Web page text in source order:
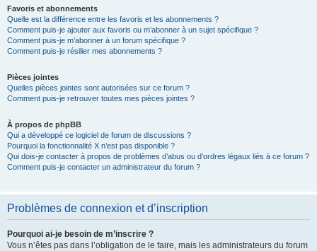
Favoris et abonnements
Quelle est la différence entre les favoris et les abonnements ?
Comment puis-je ajouter aux favoris ou m’abonner à un sujet spécifique ?
Comment puis-je m’abonner à un forum spécifique ?
Comment puis-je résilier mes abonnements ?
Pièces jointes
Quelles pièces jointes sont autorisées sur ce forum ?
Comment puis-je retrouver toutes mes pièces jointes ?
À propos de phpBB
Qui a développé ce logiciel de forum de discussions ?
Pourquoi la fonctionnalité X n’est pas disponible ?
Qui dois-je contacter à propos de problèmes d’abus ou d’ordres légaux liés à ce forum ?
Comment puis-je contacter un administrateur du forum ?
Problèmes de connexion et d’inscription
Pourquoi ai-je besoin de m’inscrire ?
Vous n’êtes pas dans l’obligation de le faire, mais les administrateurs du forum